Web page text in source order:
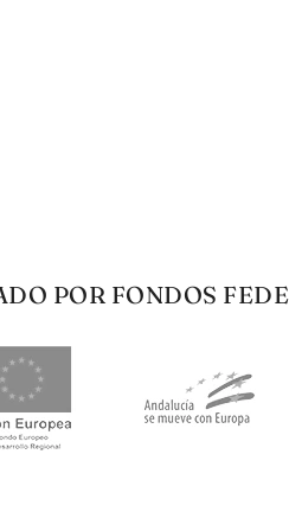
POR FONDOS